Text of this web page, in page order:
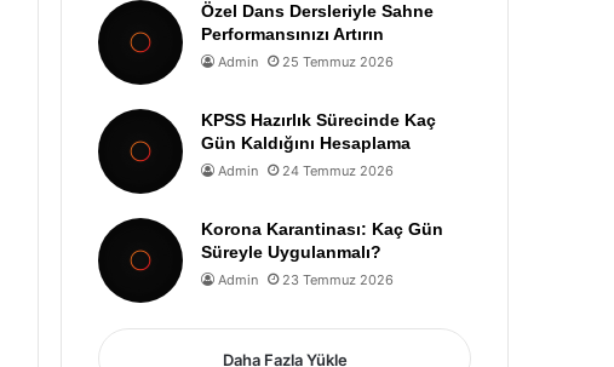
Özel Dans Dersleriyle Sahne
Performansınızı Artırın
Admin 25 Temmuz 2026
KPSS Hazırlık Sürecinde Kaç
Gün Kaldığını Hesaplama
Admin 24 Temmuz 2026
Korona Karantinası: Kaç Gün
Süreyle Uygulanmalı?
Admin 23 Temmuz 2026
Daha Fazla Yükle